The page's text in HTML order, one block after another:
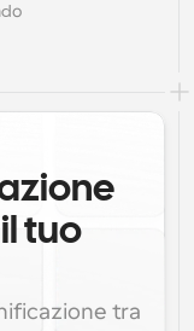
tuo
tra